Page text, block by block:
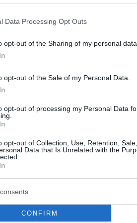
Data Processing Opt Outs
opt-out of the Sharing of my personal data.
opt-out of the Sale of my Personal Data.
opt-out of processing my Personal Data
opt-out of Collection, Use, Retention,
Data that Is Unrelated with the
CONFIRM
από μία παραλίγο
Τι του είπε στο αυτί
κατά κάποιον τρόπο την
του Χοακίν Φοίνιξ
Ράσελ Κρόου στο
αποκάλυψε μια ιστορία από τα
4
Φίνιξ αποκάλυψε
Joker το 2008